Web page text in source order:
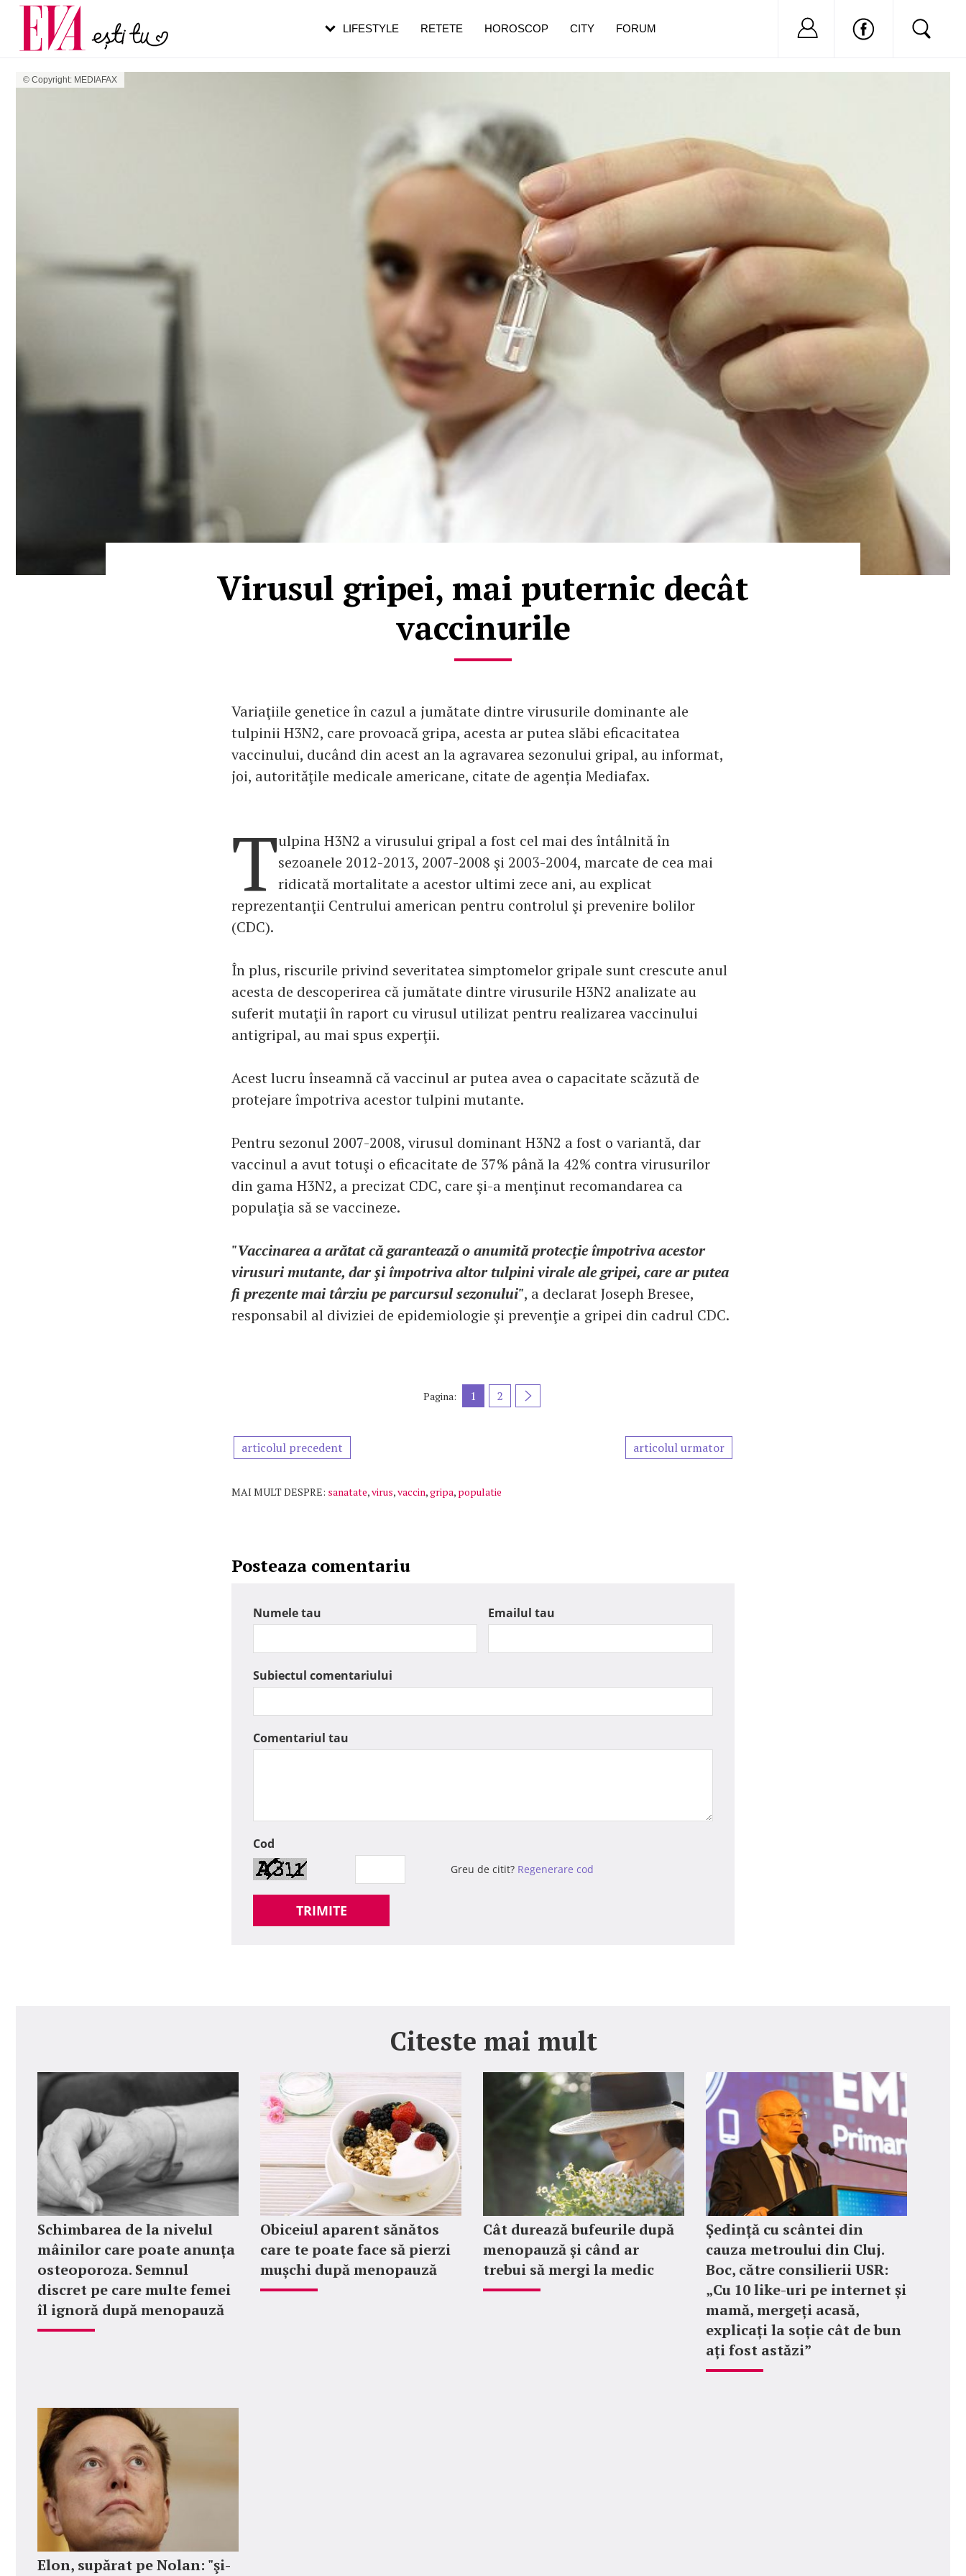
© Copyright: MEDIAFAX
Virusul gripei, mai puternic decât
vaccinurile
Variaţiile genetice în cazul a jumătate dintre virusurile dominante ale
tulpinii H3N2, care provoacă gripa, acesta ar putea slăbi eficacitatea
vaccinului, ducând din acest an la agravarea sezonului gripal, au informat,
joi, autorităţile medicale americane, citate de agenția Mediafax.
Tulpina H3N2 a virusului gripal a fost cel mai des întâlnită în
sezoanele 2012-2013, 2007-2008 şi 2003-2004, marcate de cea mai
ridicată mortalitate a acestor ultimi zece ani, au explicat
reprezentanţii Centrului american pentru controlul şi prevenire bolilor
(CDC).
În plus, riscurile privind severitatea simptomelor gripale sunt crescute anul
acesta de descoperirea că jumătate dintre virusurile H3N2 analizate au
suferit mutaţii în raport cu virusul utilizat pentru realizarea vaccinului
antigripal, au mai spus experţii.
Acest lucru înseamnă că vaccinul ar putea avea o capacitate scăzută de
protejare împotriva acestor tulpini mutante.
Pentru sezonul 2007-2008, virusul dominant H3N2 a fost o variantă, dar
vaccinul a avut totuşi o eficacitate de 37% până la 42% contra virusurilor
din gama H3N2, a precizat CDC, care şi-a menţinut recomandarea ca
populaţia să se vaccineze.
"Vaccinarea a arătat că garantează o anumită protecţie împotriva acestor
virusuri mutante, dar şi împotriva altor tulpini virale ale gripei, care ar putea
fi prezente mai târziu pe parcursul sezonului", a declarat Joseph Bresee,
responsabil al diviziei de epidemiologie şi prevenţie a gripei din cadrul CDC.
Pagina: 1 2
articolul precedent articolul urmator
MAI MULT DESPRE: sanatate,virus,vaccin,gripa, populatie
Posteaza comentariu
Numele tau Emailul tau
Subiectul comentariului
Comentariul tau
Cod
Greu de citit? Regenerare cod
TRIMITE
Citeste mai mult
Schimbarea de la nivelul
mâinilor care poate anunța
osteoporoza. Semnul
discret pe care multe femei
îl ignoră după menopauză
Obiceiul aparent sănătos
care te poate face să pierzi
mușchi după menopauză
Cât durează bufeurile după
menopauză și când ar
trebui să mergi la medic
Ședință cu scântei din
cauza metroului din Cluj.
Boc, către consilierii USR:
„Cu 10 like-uri pe internet și
mamă, mergeți acasă,
explicați la soție cât de bun
ați fost astăzi”
Elon, supărat pe Nolan: "şi-
LIFESTYLE RETETE HOROSCOP CITY FORUM Nu ai cont?
Carieră
Actualitate
discret pe care multe femei îl ignoră
la medic